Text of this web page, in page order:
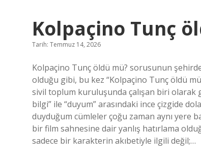
Kolpaçino Tunç
Tarih: Temmuz 14, 2026
Kolpaçino Tunç öldü mü? sorusunun
olduğu gibi, bu kez “Kolpaçino Tunç öldü
sivil toplum kuruluşunda çalışan biri olarak
bilgi” ile “duyum” arasındaki ince çizgide
duyduğum cümleler çoğu zaman aynı yere
bir film sahnesine dair yanlış hatırlama
sadece bir karakterin akıbetiyle ilgili değil;…